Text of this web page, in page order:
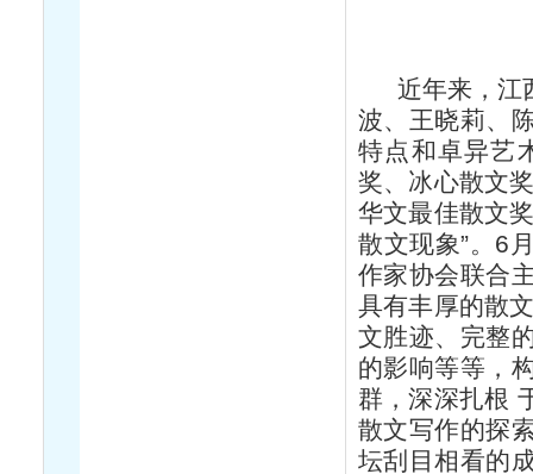
近年来，江
波、王晓莉、
特点和卓异艺
奖、冰心散文
华文最佳散文
散文现象”。6
作家协会联合
具有丰厚的散
文胜迹、完整
的影响等等，
群，深深扎根
散文写作的探
坛刮目相看的